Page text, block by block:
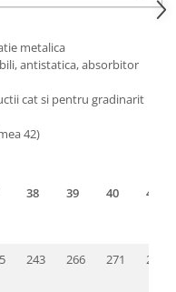
metalica
antistatica, absorbitor
cat si pentru gradinarit
42)
38 39 40 41
243 266 271 277